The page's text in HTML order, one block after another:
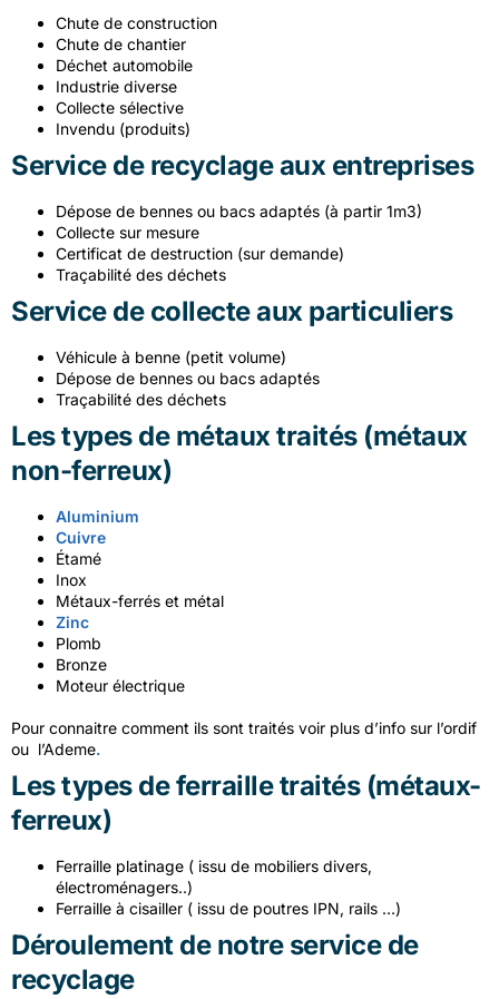
Chute de construction
Chute de chantier
Déchet automobile
Industrie diverse
Collecte sélective
Invendu (produits)
Service de recyclage aux entreprises
Dépose de bennes ou bacs adaptés (à partir 1m3)
Collecte sur mesure
Certificat de destruction (sur demande)
Traçabilité des déchets
Service de collecte aux particuliers
Véhicule à benne (petit volume)
Dépose de bennes ou bacs adaptés
Traçabilité des déchets
Les types de métaux traités (métaux
non-ferreux)
Aluminium
Cuivre
Étamé
Inox
Métaux-ferrés et métal
Zinc
Plomb
Bronze
Moteur électrique
Pour connaitre comment ils sont traités voir plus d’info sur l’ordif
ou l’Ademe.
Les types de ferraille traités (métaux-
ferreux)
Ferraille platinage ( issu de mobiliers divers,
électroménagers..)
Ferraille à cisailler ( issu de poutres IPN, rails …)
Déroulement de notre service de
recyclage